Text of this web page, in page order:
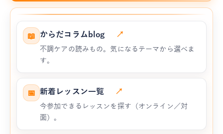
📖 からだコラムblog ↗
不調ケアの読みもの。気になるテーマから選べま
す。
📅 新着レッスン一覧 ↗
今参加できるレッスンを探す（オンライン／対
面）。